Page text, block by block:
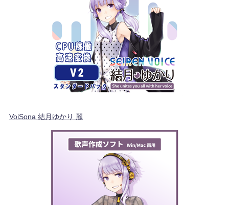
VoiSona 結月ゆかり 麗